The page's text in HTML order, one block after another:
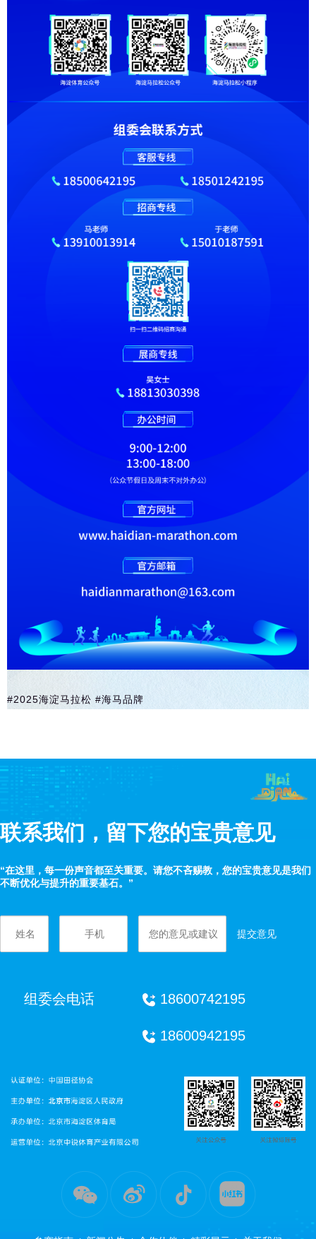
#2025海淀马拉松 #海马品牌
联系我们，留下您的宝贵意见
“在这里，每一份声音都至关重要。请您不吝赐教，您的宝贵意见是我们
不断优化与提升的重要基石。”
提交意见
组委会电话 18600742195
18600942195